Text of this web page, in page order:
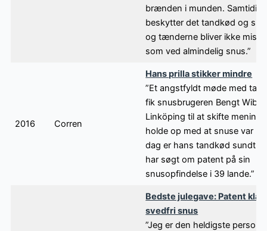
brænden i munden. Samtidig
beskytter det tandkød og
og tænderne bliver ikke
som ved almindelig snus.”
2016 Corren
Hans prilla stikker mindre
”Et angstfyldt møde med
fik snusbrugeren Bengt
Linköping til at skifte mening.
holde op med at snuse var
dag er hans tandkød sundt,
har søgt om patent på sin
snusopfindelse i 39 lande.”
Bedste julegave: Patent klar
svedfri snus
”Jeg er den heldigste person